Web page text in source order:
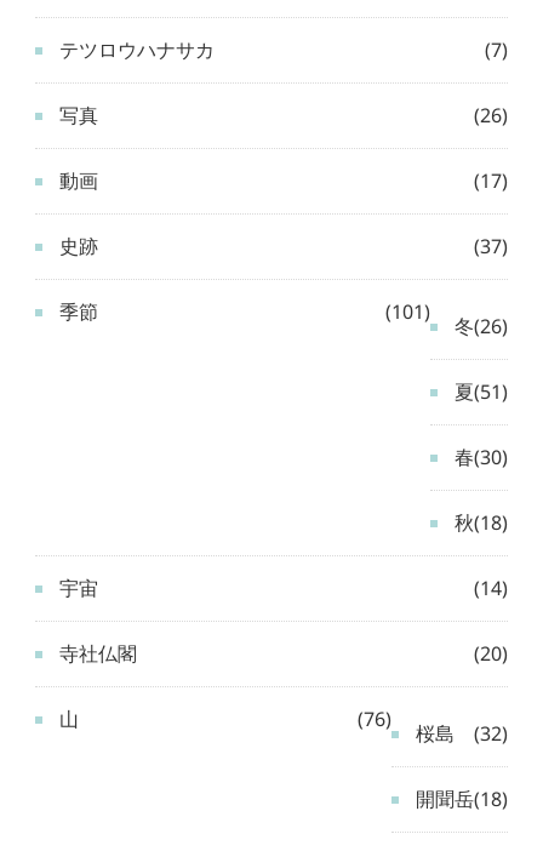
テツロウハナサカ (7)
写真 (26)
動画 (17)
史跡 (37)
季節 (101)
冬(26)
夏(51)
春(30)
秋(18)
宇宙 (14)
寺社仏閣 (20)
山 (76)
桜島 (32)
開聞岳(18)